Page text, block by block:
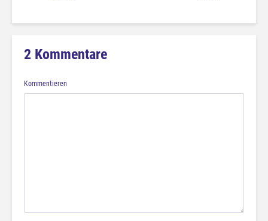
2 Kommentare
Kommentieren